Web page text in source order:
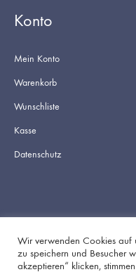
Konto
Mein Konto
Warenkorb
Wunschliste
Kasse
Datenschutz
Wir verwenden Cookies auf
zu speichern und Besucher
akzeptieren“ klicken,